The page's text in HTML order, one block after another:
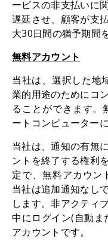
ービスの非支払いに
遅延させ、顧客が支
大30日間の猶予期間
無料アカウント
当社は、選択した地
業的用途のためにコ
ることができます。
ートコンピューター
当社は、通知の有無
ントを終了する権利
定で、無料アカウン
当社は追加通知なし
します。非アクティ
中にログイン(自動
アカウントです。